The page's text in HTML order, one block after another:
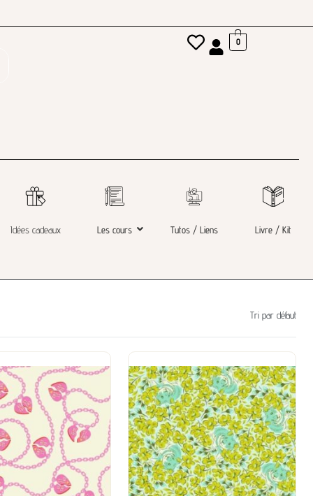
0
Idées cadeaux Les cours Tutos / Liens Livre / Kit
Tri par défaut